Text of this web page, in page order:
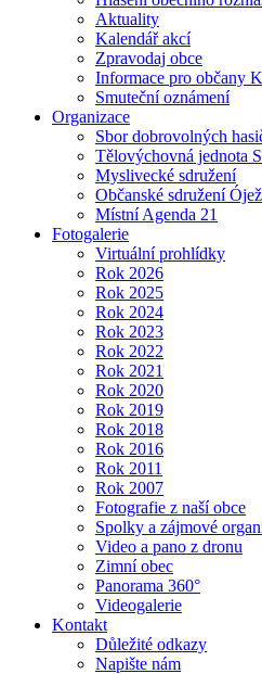
Aktuality
Kalendář akcí
Zpravodaj obce
Informace pro občany
Smuteční oznámení
Organizace
Sbor dobrovolných
Tělovýchovná jednota
Myslivecké sdružení
Občanské sdružení
Místní Agenda 21
Fotogalerie
Virtuální prohlídky
Rok 2026
Rok 2025
Rok 2024
Rok 2023
Rok 2022
Rok 2021
Rok 2020
Rok 2019
Rok 2018
Rok 2016
Rok 2011
Rok 2007
Fotografie z naší obce
Spolky a zájmové
Video a pano z dronu
Zimní obec
Panorama 360°
Videogalerie
Kontakt
Důležité odkazy
Napište nám